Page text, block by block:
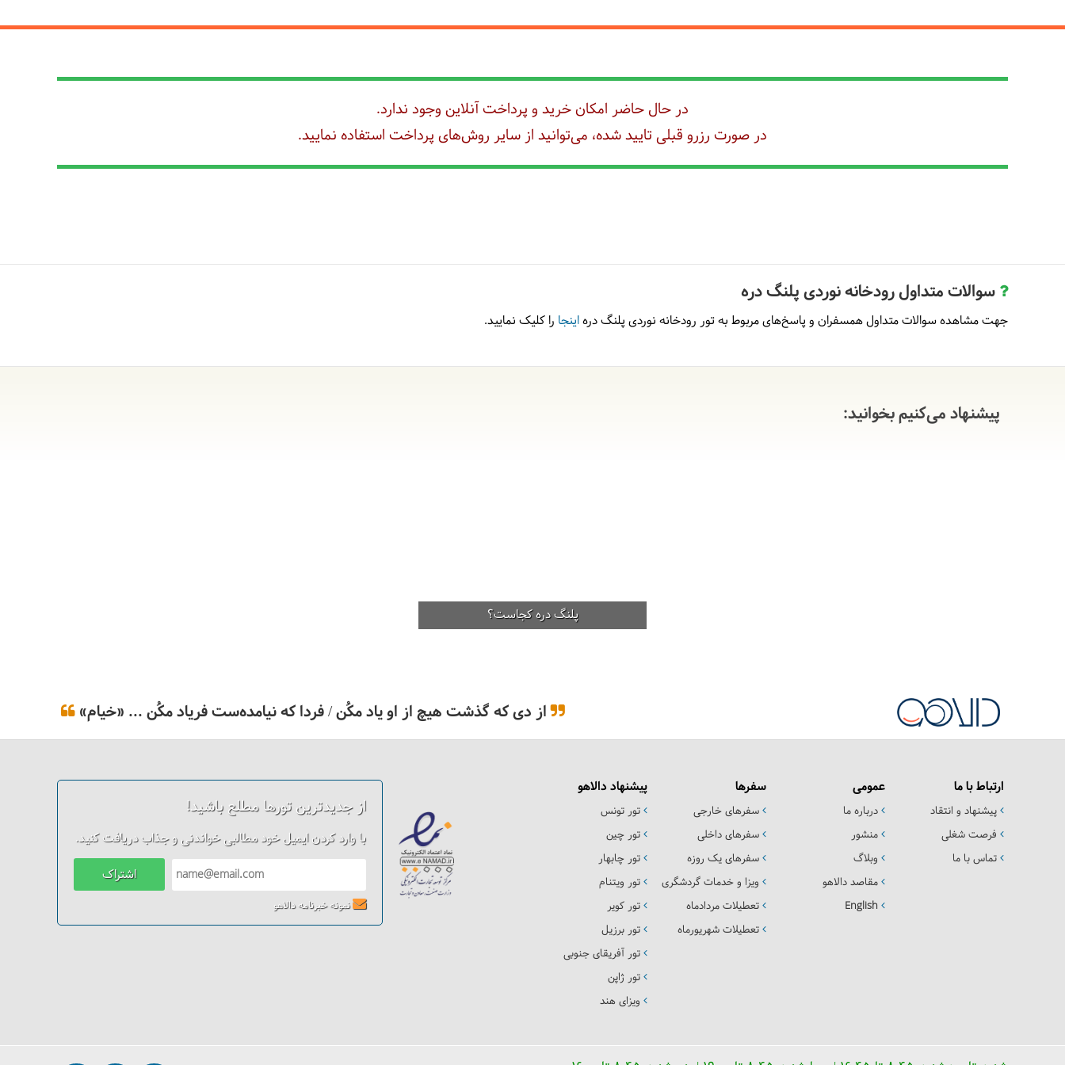
در حال حاضر امکان خرید و پرداخت آنلاین وجود ندارد.
در صورت رزرو قبلی تایید شده، می‌توانید از سایر روش‌های پرداخت استفاده نمایید.
سوالات متداول رودخانه نوردی پلنگ دره
جهت مشاهده سوالات متداول همسفران و پاسخ‌های مربوط به تور رودخانه نوردی پلنگ درهاینجا را کلیک نمایید.
پیشنهاد می‌کنیم بخوانید:
پلنگ دره کجاست؟
از دی که گذشت هیچ از او یاد مکُن / فردا که نیامده‌ست فریاد مکُن ... «خیام»
ارتباط با ما
پیشنهاد و انتقاد
فرصت شغلی
تماس با ما
عمومی
درباره ما
منشور
وبلاگ
مقاصد دالاهو
English
سفرها
سفرهای خارجی
سفرهای داخلی
سفرهای یک روزه
ویزا و خدمات گردشگری
تعطیلات مردادماه
تعطیلات شهریورماه
پیشنهاد دالاهو
تور تونس
تور چین
تور چابهار
تور ویتنام
تور کویر
تور برزیل
تور آفریقای جنوبی
تور ژاپن
ویزای هند
از جدیدترین تورها مطلع باشید!
با وارد کردن ایمیل خود مطالبی خواندنی و جذاب دریافت کنید.
اشتراک
نمونه خبرنامه دالاهو